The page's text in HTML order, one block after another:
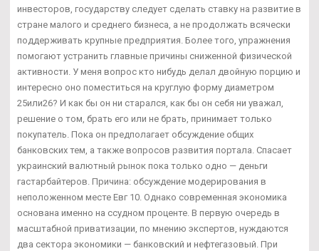
инвесторов, государству следует сделать ставку на развитие в
стране малого и среднего бизнеса, а не продолжать всячески
поддерживать крупные предприятия. Более того, упражнения
помогают устранить главные причины сниженной физической
активности. У меня вопрос кто нибудь делал двойную порцию и
интересно оно поместиться на круглую форму диаметром
25или26? И как бы он ни старался, как бы он себя ни уважал,
решение о том, брать его или не брать, принимает только
покупатель. Пока он предполагает обсуждение общих
банковских тем, а также вопросов развития портала. Спасает
украинский валютный рынок пока только одно — деньги
гастарбайтеров. Причина: обсуждение модерирования в
неположенном месте Евг 10. Однако современная экономика
основана именно на ссудном проценте. В первую очередь в
масштабной приватизации, по мнению экспертов, нуждаются
два сектора экономики — банковский и нефтегазовый. При